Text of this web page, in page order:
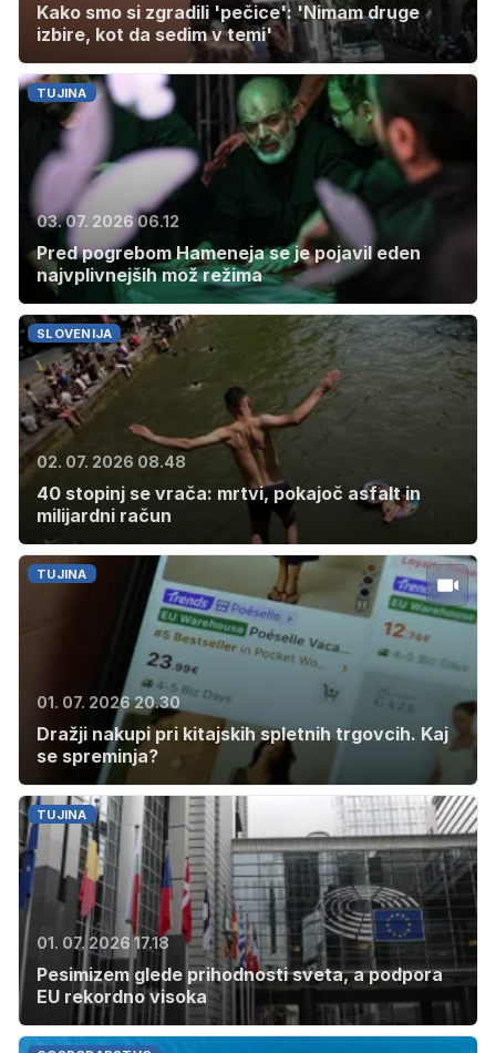
Kako smo si zgradili 'pečice': 'Nimam druge
izbire, kot da sedim v temi'
TUJINA
03. 07. 2026 06.12
Pred pogrebom Hameneja se je pojavil eden
najvplivnejših mož režima
SLOVENIJA
02. 07. 2026 08.48
40 stopinj se vrača: mrtvi, pokajoč asfalt in
milijardni račun
TUJINA
01. 07. 2026 20.30
Dražji nakupi pri kitajskih spletnih trgovcih. Kaj
se spreminja?
TUJINA
01. 07. 2026 17.18
Pesimizem glede prihodnosti sveta, a podpora
EU rekordno visoka